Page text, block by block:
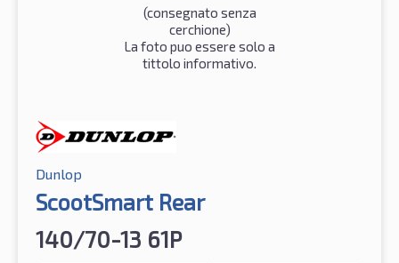
(consegnato senza
cerchione)
La foto puo essere solo a
tittolo informativo.
Dunlop
ScootSmart Rear
140/70-13 61P